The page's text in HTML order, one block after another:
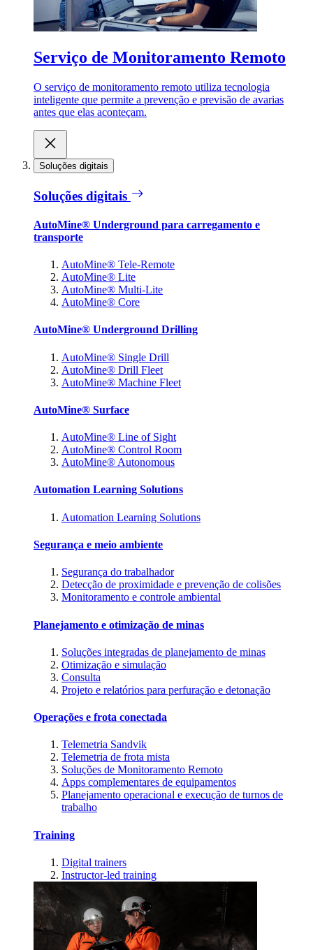
Serviço de Monitoramento Remoto
O serviço de monitoramento remoto utiliza tecnologia
inteligente que permite a prevenção e previsão de avarias
antes que elas aconteçam.
Soluções digitais
Soluções digitais
AutoMine® Underground para carregamento e
transporte
AutoMine® Tele-Remote
AutoMine® Lite
AutoMine® Multi-Lite
AutoMine® Core
AutoMine® Underground Drilling
AutoMine® Single Drill
AutoMine® Drill Fleet
AutoMine® Machine Fleet
AutoMine® Surface
AutoMine® Line of Sight
AutoMine® Control Room
AutoMine® Autonomous
Automation Learning Solutions
Automation Learning Solutions
Segurança e meio ambiente
Segurança do trabalhador
Detecção de proximidade e prevenção de colisões
Monitoramento e controle ambiental
Planejamento e otimização de minas
Soluções integradas de planejamento de minas
Otimização e simulação
Consulta
Projeto e relatórios para perfuração e detonação
Operações e frota conectada
Telemetria Sandvik
Telemetria de frota mista
Soluções de Monitoramento Remoto
Apps complementares de equipamentos
Planejamento operacional e execução de turnos de
trabalho
Training
Digital trainers
Instructor-led training